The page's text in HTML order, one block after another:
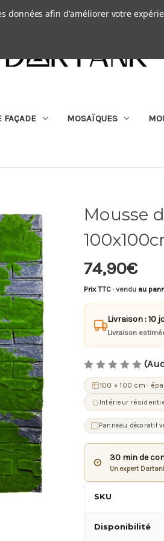
|
FAÇADE MOSAÏQUES
Mousse
74,90€
Prix TTC · vendu au
Livraison : 10
Livraison
100 × 100 cm ·
Intérieur
Panneau décoratif
⊙ 30 min de
Un expert
SKU
Disponibilité
données afin d'améliorer votre